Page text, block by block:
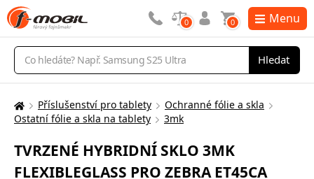
Vyhledávání
Hledat
0 0 Menu
Zde
nacházíte:
Příslušenství pro tablety
Ochranné fólie a skla
Ostatní fólie a skla na tablety
3mk
TVRZENÉ HYBRIDNÍ SKLO 3MK
FLEXIBLEGLASS PRO ZEBRA ET45CA